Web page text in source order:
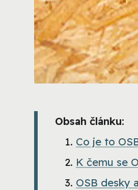
Obsah článku:
Co je to
K čemu se
OSB desky